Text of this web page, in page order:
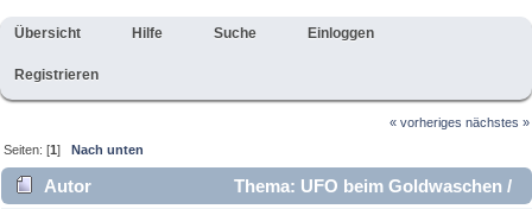
Übersicht Hilfe Suche Einloggen
Registrieren
« vorheriges nächstes »
Seiten: [1]Nach unten
Autor
Thema: UFO beim Goldwaschen /